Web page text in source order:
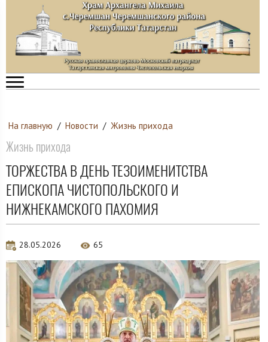
На главную / Новости / Жизнь прихода
Жизнь прихода
ТОРЖЕСТВА В ДЕНЬ ТЕЗОИМЕНИТСТВА
ЕПИСКОПА ЧИСТОПОЛЬСКОГО И
НИЖНЕКАМСКОГО ПАХОМИЯ
28.05.2026 65